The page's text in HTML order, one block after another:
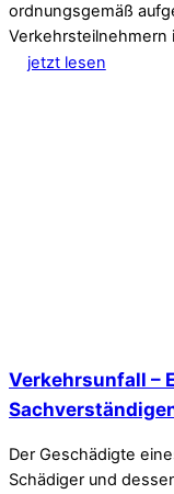
ordnungsgemäß
Verkehrsteilnehmern
jetzt lesen
Verkehrsunfall –
Der Geschädigte
Schädiger und